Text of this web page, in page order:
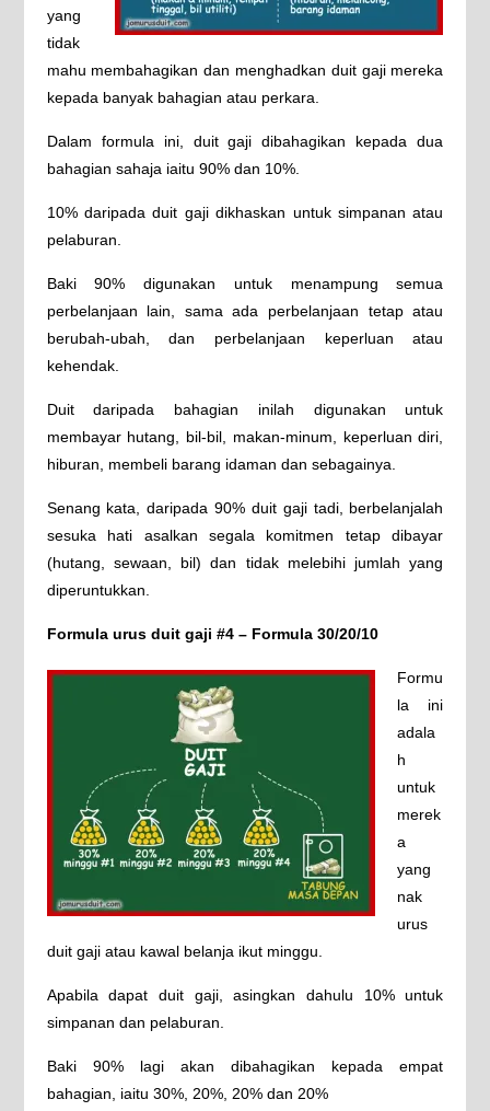
yang
tidak
mahu membahagikan dan menghadkan duit gaji mereka
kepada banyak bahagian atau perkara.
Dalam formula ini, duit gaji dibahagikan kepada dua
bahagian sahaja iaitu 90% dan 10%.
10% daripada duit gaji dikhaskan untuk simpanan atau
pelaburan.
Baki 90% digunakan untuk menampung semua
perbelanjaan lain, sama ada perbelanjaan tetap atau
berubah-ubah, dan perbelanjaan keperluan atau
kehendak.
Duit daripada bahagian inilah digunakan untuk
membayar hutang, bil-bil, makan-minum, keperluan diri,
hiburan, membeli barang idaman dan sebagainya.
Senang kata, daripada 90% duit gaji tadi, berbelanjalah
sesuka hati asalkan segala komitmen tetap dibayar
(hutang, sewaan, bil) dan tidak melebihi jumlah yang
diperuntukkan.
Formula urus duit gaji #4 – Formula 30/20/10
Formu
la ini
adala
h
untuk
merek
a
yang
nak
urus
duit gaji atau kawal belanja ikut minggu.
Apabila dapat duit gaji, asingkan dahulu 10% untuk
simpanan dan pelaburan.
Baki 90% lagi akan dibahagikan kepada empat
bahagian, iaitu 30%, 20%, 20% dan 20%